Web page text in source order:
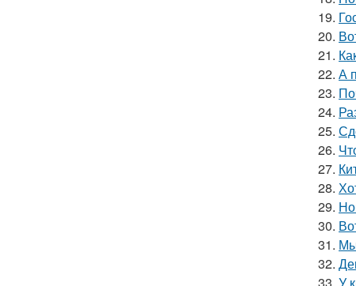
19.
20.
21.
22. А
23.
24.
25.
26.
27.
28.
29.
30.
31.
32.